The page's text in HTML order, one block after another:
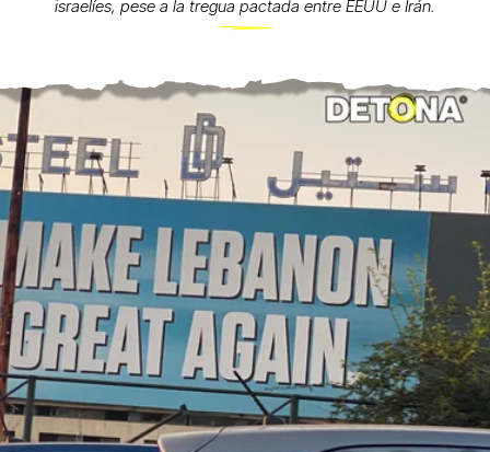
israelíes, pese a la tregua pactada entre EEUU e Irán.